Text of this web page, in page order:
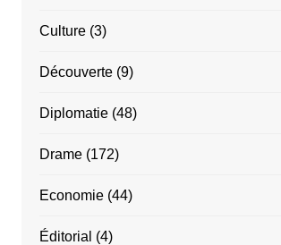
Culture(3)
Découverte(9)
Diplomatie(48)
Drame(172)
Economie(44)
Éditorial (4)